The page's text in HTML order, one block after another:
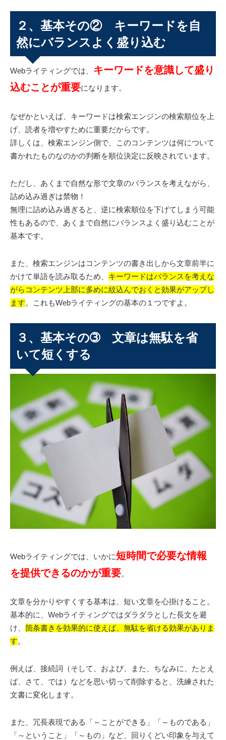
２、基本その② キーワードを自
然にバランスよく盛り込む
Webライティングでは、
キーワードを意識して盛り
込むことが重要になります。
なぜかといえば、キーワードは検索エンジンの検索順位を上
げ、読者を増やすために重要だからです。
詳しくは、検索エンジン側で、このコンテンツは何について
書かれたものなのかの判断を順位決定に反映されています。
ただし、あくまで自然な形で文章のバランスを考えながら、
詰め込み過ぎは禁物！
無理に詰め込み過ぎると、逆に検索順位を下げてしまう可能
性もあるので、あくまで自然にバランスよく盛り込むことが
基本です。
また、検索エンジンはコンテンツの書き出しから文章前半に
かけて単語を読み取るため、 キーワードはバランスを考えな
がらコンテンツ上部に多めに紋込んでおくと効果がアップし
ます。これもWebライティングの基本の１つですよ。
３、基本その➂ 文章は無駄を省
いて短くする
Webライティングでは、いかに短時間で必要な情報
を提供できるのかが重要。
文章を分かりやすくする基本は、短い文章を心掛けること。
基本的に、Webライティングではダラダラとした長文を避
け、 箇条書きを効果的に使えば、無駄を省ける効果がありま
す。
例えば、接続詞（そして、および、また、ちなみに、たとえ
ば、さて、では）などを思い切って削除すると、洗練された
文書に変化します。
また、冗長表現である「～ことができる」「～ものである」
「～ということ」「～もの」など、回りくどい印象を与えて